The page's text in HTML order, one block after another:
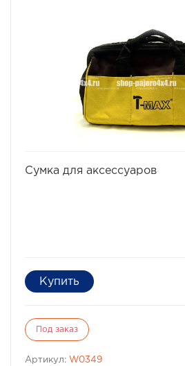
Сумка для аксессуаров
Под заказ
Артикул: W0349